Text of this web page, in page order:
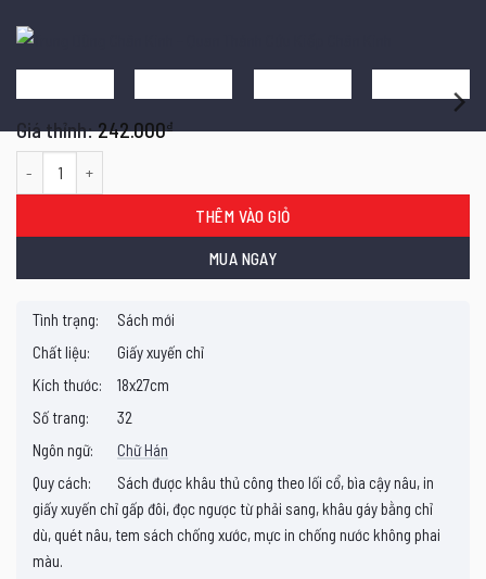
242.000₫
THÊM VÀO GIỎ
MUA NGAY
Tình trạng:
Sách mới
Chất liệu:
Giấy xuyến chỉ
Kích thước:
18x27cm
Số trang:
32
Ngôn ngữ:
Chữ Hán
Quy cách:
Sách được khâu thủ công theo lối cổ, bìa cậy nâu, in
giấy xuyến chỉ gấp đôi, đọc ngược từ phải sang, khâu gáy bằng chỉ
dù, quét nâu, tem sách chống xước, mực in chống nước không phai
màu.